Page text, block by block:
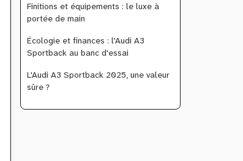
Finitions et équipements : le luxe à
portée de main
Écologie et finances : l'Audi A3
Sportback au banc d'essai
L'Audi A3 Sportback 2025, une valeur
sûre ?